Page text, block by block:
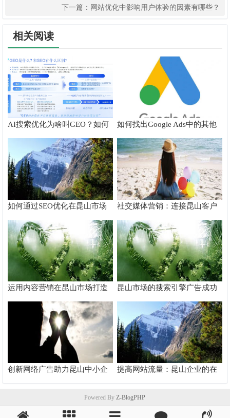
下一篇： 网站优化中影响用户体验的因素有哪些？
相关阅读
AI搜索优化为啥叫GEO？如何
在AI搜索中获得排名？
如何找出Google Ads中的其他
搜索字词
如何通过SEO优化在昆山市场
脱颖而出
社交媒体营销：连接昆山客户
的桥梁
运用内容营销在昆山市场打造
品牌影响力
昆山市场的搜索引擎广告成功
案例分析
创新网络广告助力昆山中小企
提高网站流量：昆山企业的在
Powered ByZ-BlogPHP